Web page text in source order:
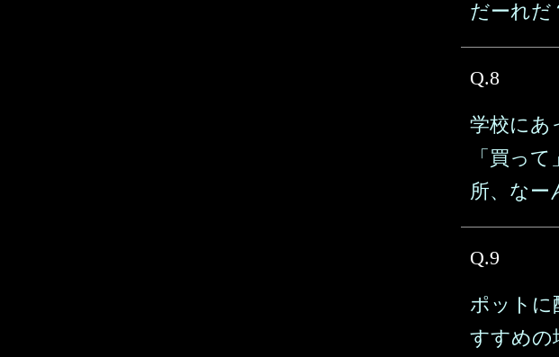
だーれだ
Q.8
学校にあ
「買っ
所、なー
Q.9
ポットに
すすめの